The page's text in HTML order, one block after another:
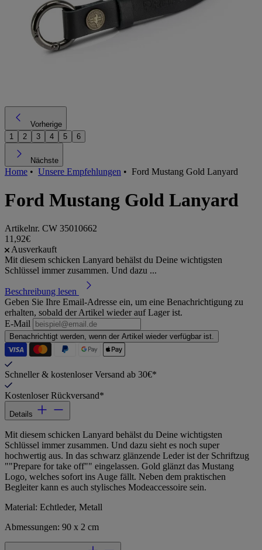
Vorherige
1
2 3 4 5 6
Nächste
Home • Unsere Empfehlungen • Ford Mustang Gold Lanyard
Ford Mustang Gold Lanyard
Artikelnr. CW 35010662
11,92€
Ausverkauft
Mit diesem schicken Lanyard behälst du Deine wichtigsten
Schlüssel immer zusammen. Und dazu ...
Beschreibung lesen
Geben Sie Ihre Email-Adresse ein, um eine Benachrichtigung zu
erhalten, sobald der Artikel wieder auf Lager ist.
E-Mail
Benachrichtigt werden, wenn der Artikel wieder verfügbar ist.
Schneller & kostenloser Versand ab 30€*
Kostenloser Rückversand*
Details
Mit diesem schicken Lanyard behälst du Deine wichtigsten
Schlüssel immer zusammen. Und dazu sieht es noch super
hochwertig aus. In das schwarz glänzende Leder ist der Schriftzug
""Prepare for take off"" eingelassen. Gold glänzt das Mustang
Logo, welches sofort ins Auge fällt. Neben dem praktischen
Begleiter kann es auch stylisches Modeaccessoire sein.
Material: Echtleder, Metall
Abmessungen: 90 x 2 cm